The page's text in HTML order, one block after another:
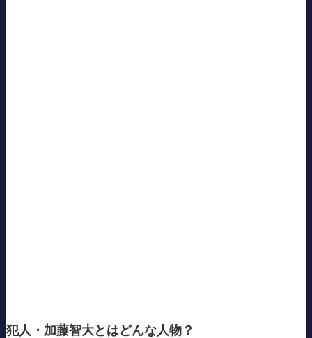
犯人・加藤智大とはどんな人物？